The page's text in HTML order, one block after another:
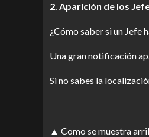
2. Aparición de los
¿Cómo saber si un Jefe
Una gran notificación
Si no sabes la
▲ Como se muestra